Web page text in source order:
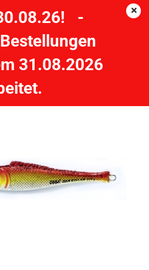
-
31.08.2026
Gelb-Silber - 100g